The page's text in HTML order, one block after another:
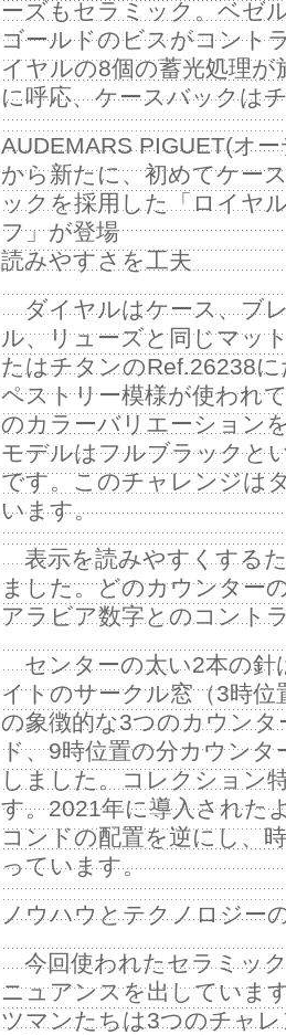
ーズもセラミック。ベゼ
ゴールドのビスがコント
イヤルの8個の蓄光処理
に呼応、ケースバックは
AUDEMARS PIGUET(オ
から新たに、初めてケー
ックを採用した「ロイヤ
フ」が登場
読みやすさを工夫
ダイヤルはケース、ブ
ル、リューズと同じマッ
たはチタンのRef.26238
ペストリー模様が使われ
のカラーバリエーション
モデルはフルブラックと
です。このチャレンジは
います。
表示を読みやすくする
ました。どのカウンター
アラビア数字とのコント
センターの太い2本の針
イトのサークル窓（3時
の象徴的な3つのカウン
ド、9時位置の分カウン
しました。コレクション
す。2021年に導入された
コンドの配置を逆にし、
っています。
ノウハウとテクノロジー
今回使われたセラミッ
ニュアンスを出していま
ツマンたちは3つのチャ